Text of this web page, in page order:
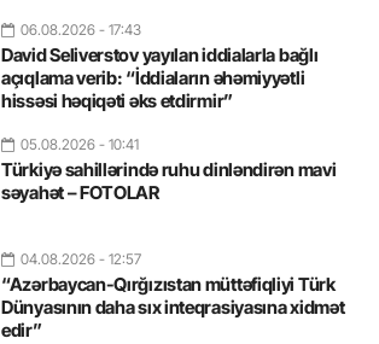
06.08.2026 - 17:43
David Seliverstov yayılan iddialarla bağlı
açıqlama verib: “İddiaların əhəmiyyətli
hissəsi həqiqəti əks etdirmir”
05.08.2026 - 10:41
Türkiyə sahillərində ruhu dinləndirən mavi
səyahət – FOTOLAR
04.08.2026 - 12:57
“Azərbaycan-Qırğızıstan müttəfiqliyi Türk
Dünyasının daha sıx inteqrasiyasına xidmət
edir”